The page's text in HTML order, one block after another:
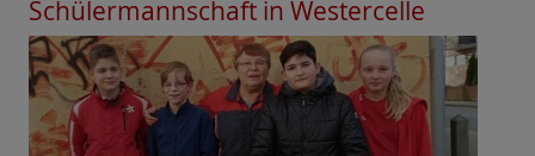
Schülermannschaft in Westercelle